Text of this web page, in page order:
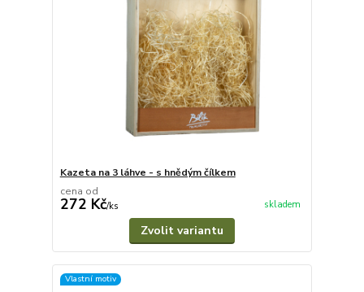
Kazeta na 3 láhve - s hnědým čílkem
cena od
272 Kč/ks skladem
Zvolit variantu
Vlastní motiv